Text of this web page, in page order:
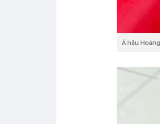
Á hậu